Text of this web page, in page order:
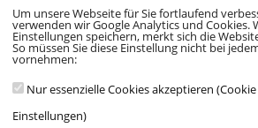
© 2026 Klinikum Würzburg Mitte gGmbH •
Impressum• Datenschutz•Datenschutz Social
Um unsere Webseite für Sie fortlaufend
verwenden wir Google Analytics und Cookies.
Einstellungen speichern, merkt sich die
So müssen Sie diese Einstellung nicht bei
vornehmen:
Nur essenzielle Cookies akzeptieren
Einstellungen)